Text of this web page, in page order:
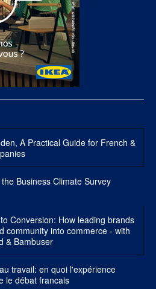
A Practical Guide for French &
Business Climate Survey
Conversion: How leading brands
community into commerce - with
& Bambuser
travail: en quoi l'expérience
le débat francais